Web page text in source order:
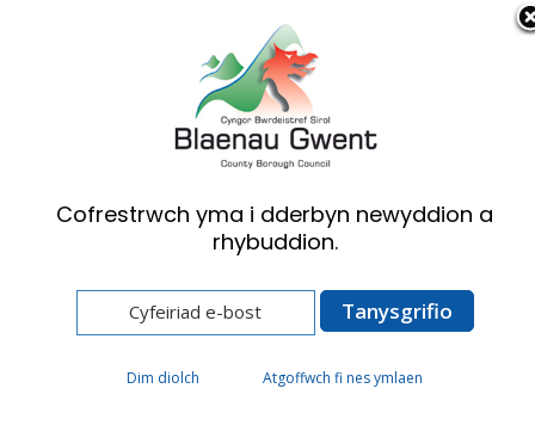
Cymraeg English
Cyngor
Iaith Cymraeg a Diwylliant
Cofrestrwch yma i dderbyn newyddion a
rhybuddion.
Dim diolch Atgoffwch fi nes ymlaen